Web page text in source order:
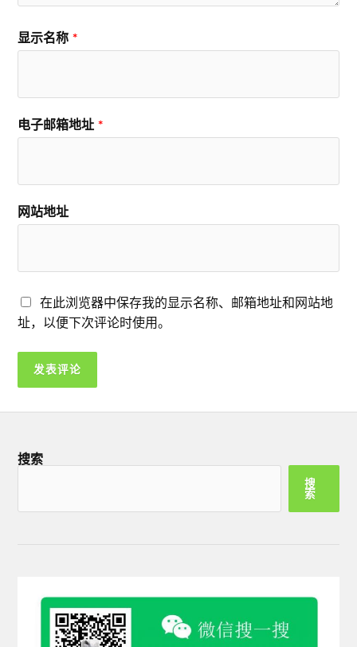
显示名称 *
电子邮箱地址 *
网站地址
在此浏览器中保存我的显示名称、邮箱地址和网站地
址，以便下次评论时使用。
搜索
搜
索